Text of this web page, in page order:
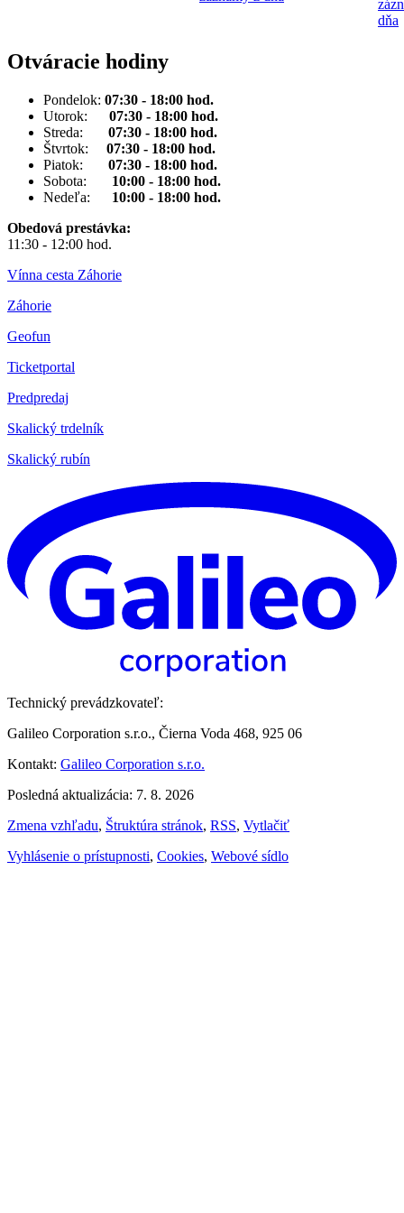
dňa
Otváracie hodiny
Pondelok: 07:30 - 18:00 hod.
Utorok:
07:30 - 18:00 hod.
Streda:
07:30 - 18:00 hod.
Štvrtok: 07:30 - 18:00 hod.
Piatok:
07:30 - 18:00 hod.
Sobota: 10:00 - 18:00 hod.
Nedeľa: 10:00 - 18:00 hod.
Obedová prestávka:
11:30 - 12:00 hod.
Vínna cesta Záhorie
Záhorie
Geofun
Ticketportal
Predpredaj
Skalický trdelník
Skalický rubín
Technický prevádzkovateľ:
Galileo Corporation s.r.o., Čierna Voda 468, 925 06
Kontakt: Galileo Corporation s.r.o.
Posledná aktualizácia: 7. 8. 2026
Zmena vzhľadu, Štruktúra stránok, RSS, Vytlačiť
Vyhlásenie o prístupnosti, Cookies, Webové sídlo